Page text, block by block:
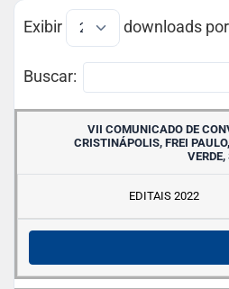
Exibir downloads
Buscar:
VII COMUNICADO DE
CRISTINÁPOLIS, FREI
EDITAIS 2022